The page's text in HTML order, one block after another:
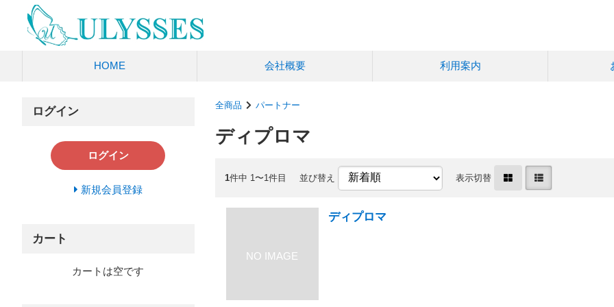
HOME 会社概要 利用案内
全商品 パートナー
ディプロマ
1件中 1〜1件目 並び替え 表示切替
ディプロマ
ログイン
ログイン
新規会員登録
カート
カートは空です